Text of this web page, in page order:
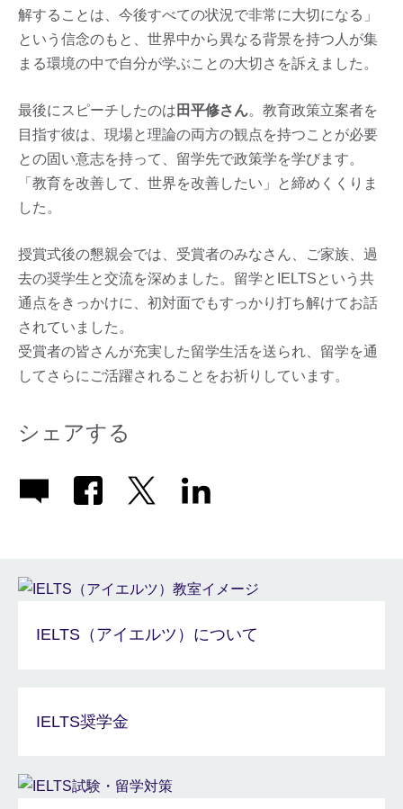
解することは、今後すべての状況で非常に大切になる」
という信念のもと、世界中から異なる背景を持つ人が集
まる環境の中で自分が学ぶことの大切さを訴えました。
最後にスピーチしたのは 田平修さん。教育政策立案者を
目指す彼は、現場と理論の両方の観点を持つことが必要
との固い意志を持って、留学先で政策学を学びます。
「教育を改善して、世界を改善したい」と締めくくりま
した。
授賞式後の懇親会では、受賞者のみなさん、ご家族、過
去の奨学生と交流を深めました。留学とIELTSという共
通点をきっかけに、初対面でもすっかり打ち解けてお話
されていました。
受賞者の皆さんが充実した留学生活を送られ、留学を通
してさらにご活躍されることをお祈りしています。
シェアする
IELTS（アイエルツ）について
IELTS奨学金